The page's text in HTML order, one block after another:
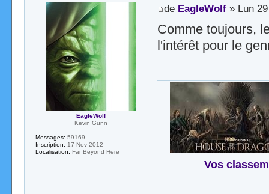
de EagleWolf» Lun 29
Comme toujours,
l'intérêt pour le
Vos
EagleWolf
Kevin Gunn
Messages: 59169
Inscription: 17 Nov 2012
Localisation: Far Beyond Here